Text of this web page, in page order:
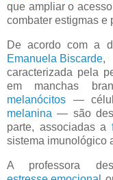
que ampliar o
combater estigmas e
De acordo com a
Emanuela Biscarde,
caracterizada pela
em manchas
melanócitos —
melanina — são
parte, associadas a
sistema imunológico
A professora